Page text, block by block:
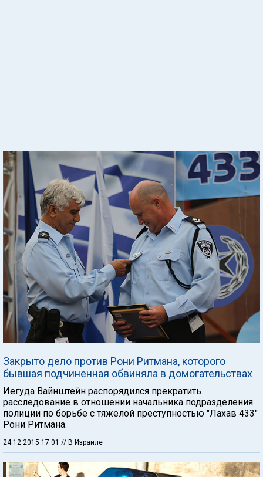
Закрыто дело против Рони Ритмана, которого
бывшая подчиненная обвиняла в домогательствах
Иегуда Вайнштейн распорядился прекратить
расследование в отношении начальника подразделения
полиции по борьбе с тяжелой преступностью "Лахав 433"
Рони Ритмана.
24.12.2015 17:01 // В Израиле